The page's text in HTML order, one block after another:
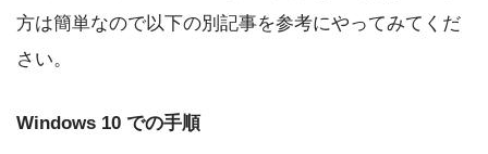
方は簡単なので以下の別記事を参考にやってみてくだ
さい。
Windows 10 での手順